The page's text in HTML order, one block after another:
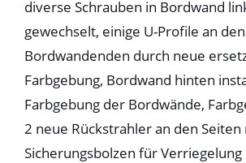
diverse Schrauben in Bordwand
gewechselt, einige U-Profile an den
Bordwandenden durch neue
Farbgebung, Bordwand hinten
Farbgebung der Bordwände,
2 neue Rückstrahler an den Seiten
Sicherungsbolzen für Verriegelung